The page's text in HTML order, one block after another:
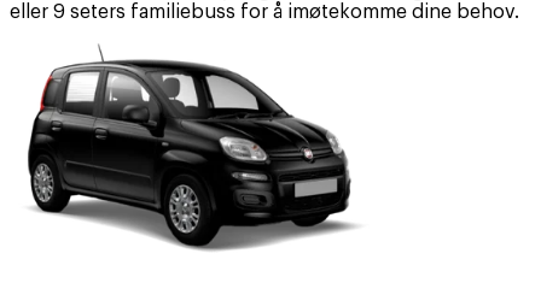
eller 9 seters familiebuss for å imøtekomme dine behov.